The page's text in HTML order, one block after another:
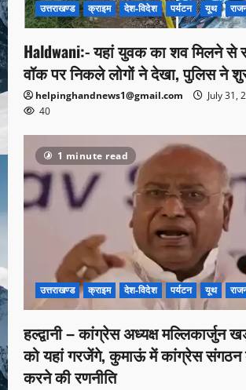
उत्तराखण्ड क्राइम देश-विदेश पर्यटन यूथ
Haldwani:- यहां युवक का शव मिलने से
वॉक पर निकले लोगों ने देखा, पुलिस ने
helpinghandnews1@gmail.com July 31,
40
1 minute read
उत्तराखण्ड क्राइम देश-विदेश पर्यटन यूथ
हल्द्वानी – कांग्रेस अध्यक्ष मल्लिकार्जुन
को यहां गरजेंगे, कुमाऊं में कांग्रेस
करने की रणनीति